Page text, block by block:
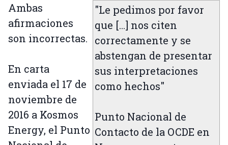
"Le pedimos por favor
que […] nos citen
correctamente y se
abstengan de presentar
sus interpretaciones
como hechos"
Punto Nacional de
Contacto de la OCDE en
Ambas
afirmaciones
son incorrectas.
En carta
enviada el 17 de
noviembre de
2016 a Kosmos
Energy, el Punto